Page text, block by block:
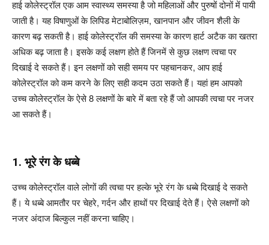
हाई कोलेस्ट्रॉल एक आम स्वास्थ्य समस्या है जो महिलाओं और पुरुषों दोनों में पायी
जाती है। यह विषाणुओं के लिपिड मेटाबोलिज़म, खानपान और जीवन शैली के
कारण बढ़ सकती है। हाई कोलेस्ट्रॉल की समस्या के कारण हार्ट अटैक का खतरा
अधिक बढ़ जाता है। इसके कई लक्षण होते हैं जिनमें से कुछ लक्षण त्वचा पर
दिखाई दे सकते हैं। इन लक्षणों को सही समय पर पहचानकर, आप हाई
कोलेस्ट्रॉल को कम करने के लिए सही कदम उठा सकते हैं। यहां हम आपको
उच्च कोलेस्ट्रॉल के ऐसे 8 लक्षणों के बारे में बता रहे हैं जो आपकी त्वचा पर नजर
आ सकते हैं।
1. भूरे रंग के धब्बे
उच्च कोलेस्ट्रॉल वाले लोगों की त्वचा पर हल्के भूरे रंग के धब्बे दिखाई दे सकते
हैं। ये धब्बे आमतौर पर चेहरे, गर्दन और हाथों पर दिखाई देते हैं। ऐसे लक्षणों को
नजर अंदाज बिल्कुल नहीं करना चाहिए।